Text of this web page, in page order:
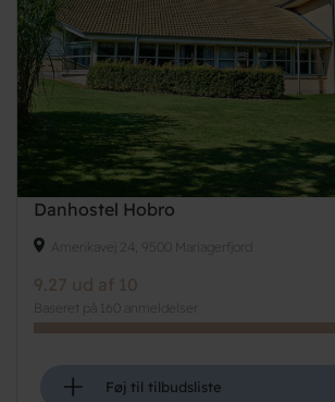
Danhostel Hobro
Amerikavej 24, 9500 Mariagerfjord
9.27 ud af 10
Baseret på 160 anmeldelser
+ Føj til tilbudsliste